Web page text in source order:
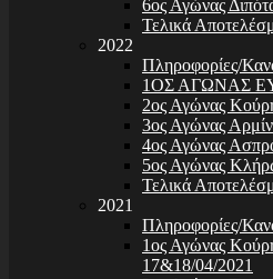
6ος Αγώνας
Τελικά
2022
Πληροφορίες/
1ΟΣ ΑΓΩΝΑΣ
2ος Αγώνας
3ος Αγώνας
4ος Αγώνας
5ος Αγώνας
Τελικά
2021
Πληροφορίες/
1ος Αγώνας
17&18/04/2021